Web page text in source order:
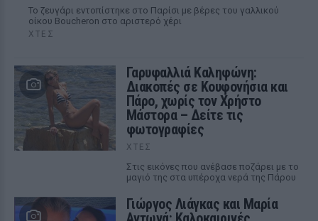
Το ζευγάρι εντοπίστηκε στο Παρίσι με βέρες του γαλλικού
οίκου Boucheron στο αριστερό χέρι
ΧΤΕΣ
Γαρυφαλλιά Καληφώνη:
Διακοπές σε Κουφονήσια και
Πάρο, χωρίς τον Χρήστο
Μάστορα – Δείτε τις
φωτογραφίες
ΧΤΕΣ
Στις εικόνες που ανέβασε ποζάρει με το
μαγιό της στα υπέροχα νερά της Πάρου
Γιώργος Λιάγκας και Μαρία